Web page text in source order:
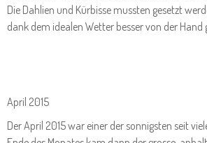
Die Dahlien und Kürbisse mussten gesetzt
dank dem idealen Wetter besser von der Hand
April 2015
Der April 2015 war einer der sonnigsten seit